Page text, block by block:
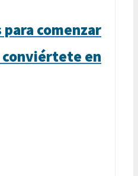
comenzar
conviértete en